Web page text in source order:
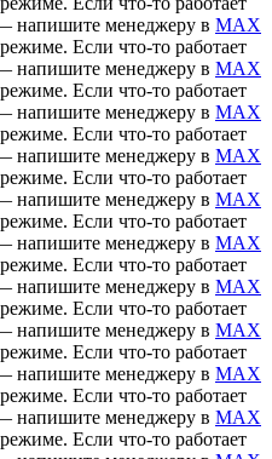
напишите менеджеру в MAX
Если что-то работает
напишите менеджеру в MAX
Если что-то работает
напишите менеджеру в MAX
Если что-то работает
напишите менеджеру в MAX
Если что-то работает
напишите менеджеру в MAX
Если что-то работает
напишите менеджеру в MAX
Если что-то работает
напишите менеджеру в MAX
Если что-то работает
напишите менеджеру в MAX
Если что-то работает
напишите менеджеру в MAX
Если что-то работает
напишите менеджеру в MAX
Если что-то работает